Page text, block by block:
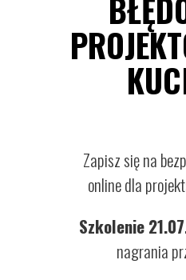
Zapisz się na
online dla
Szkolenie
nagrania